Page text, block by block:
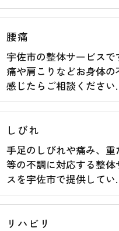
腰痛
宇佐市の整体サービスで
痛や肩こりなどお身体の
感じたらご相談くださ
しびれ
手足のしびれや痛み、重
等の不調に対応する整体
スを宇佐市で提供して
リハビリ